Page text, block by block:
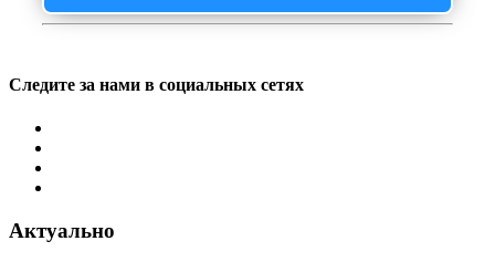
Следите за нами в социальных сетях
Актуально